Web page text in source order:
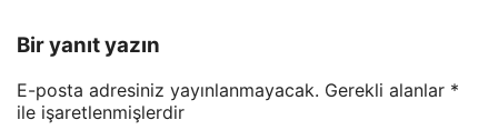
Bir yanıt yazın
E-posta adresiniz yayınlanmayacak. Gerekli alanlar *
ile işaretlenmişlerdir